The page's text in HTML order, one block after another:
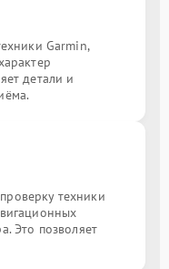
Garmin,
детали и
техники
Это позволяет